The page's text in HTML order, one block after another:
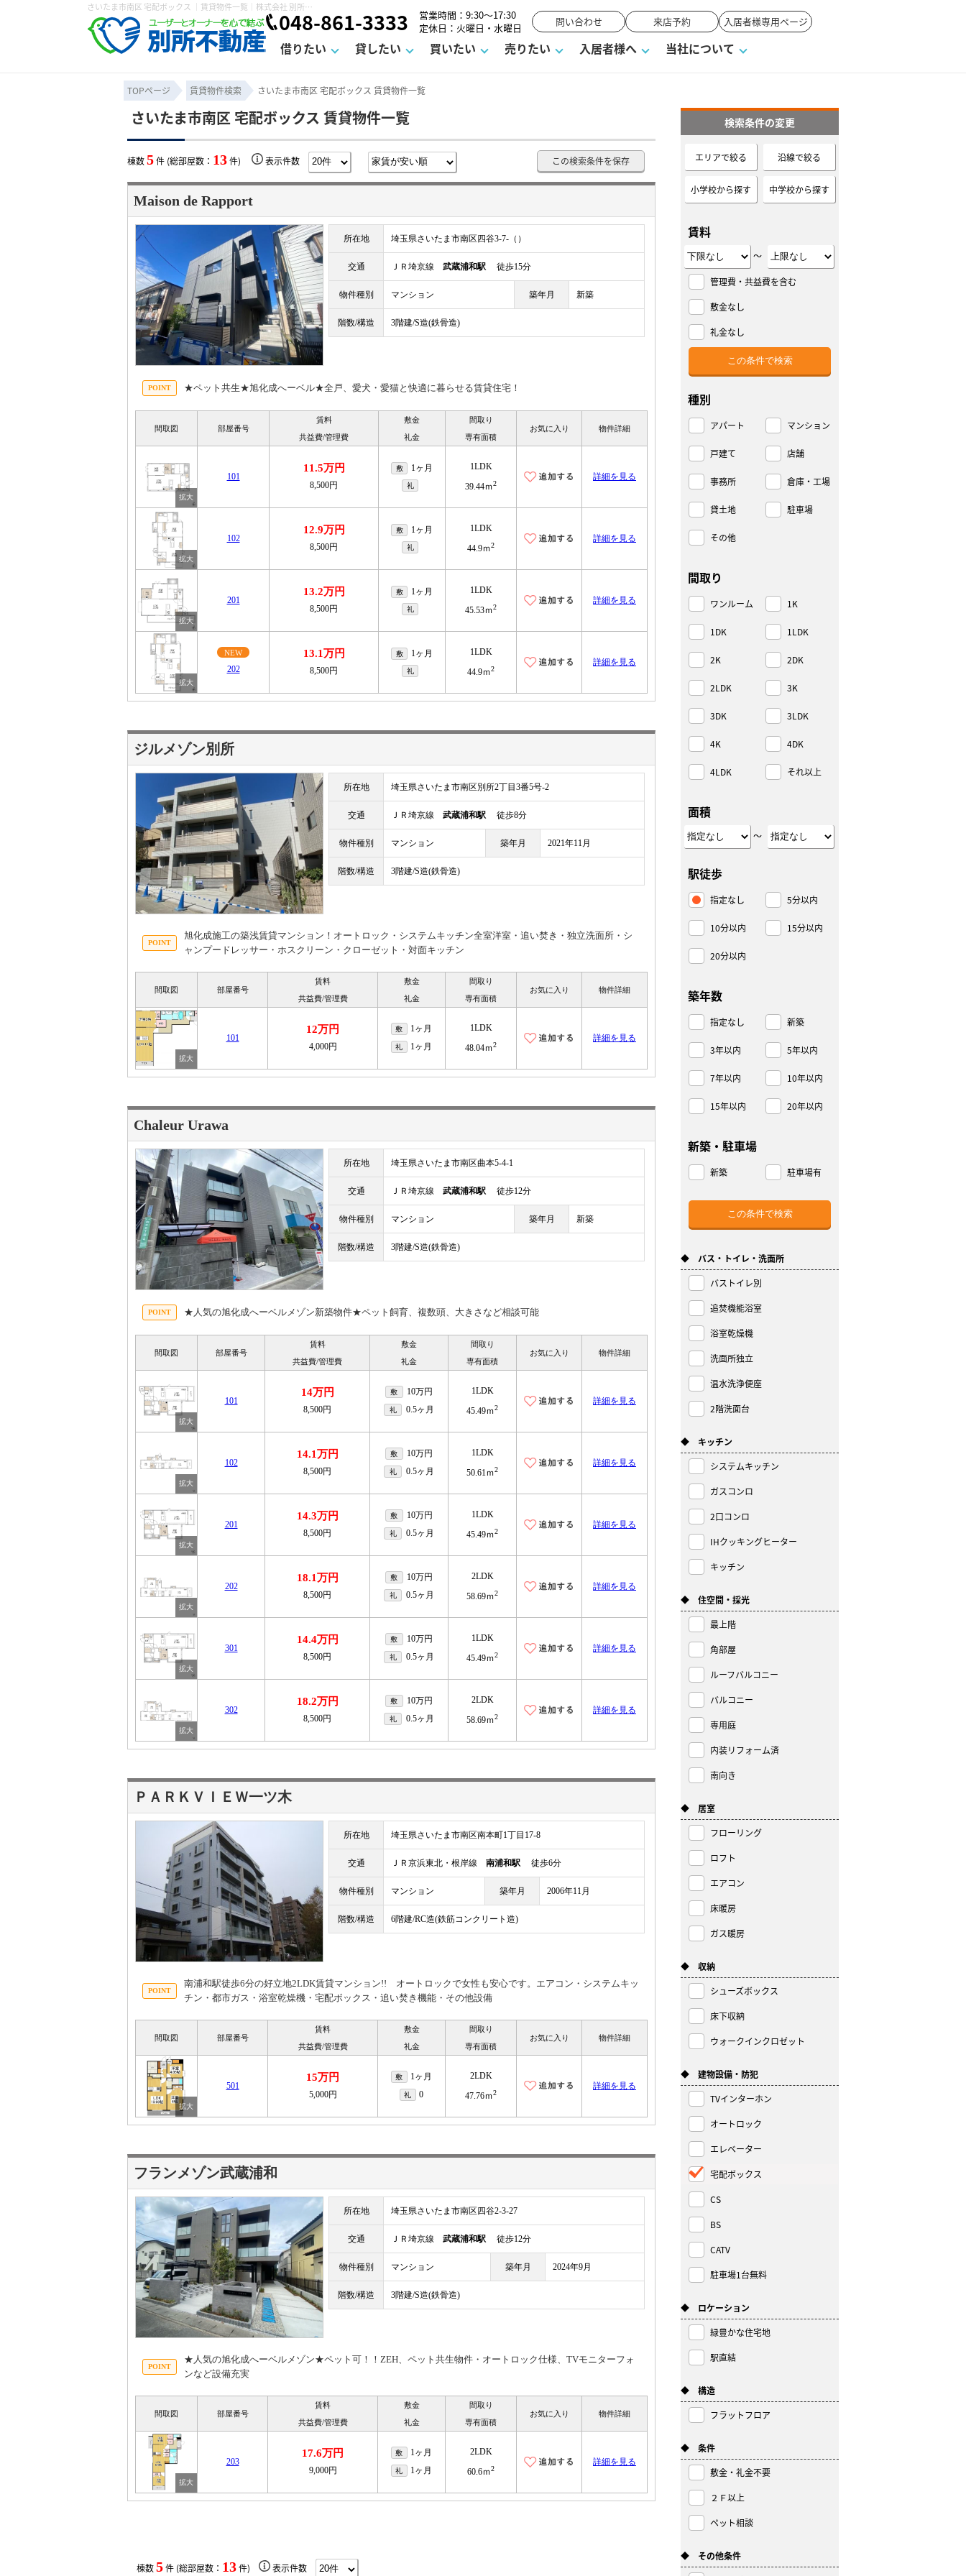
さいたま市南区 宅配ボックス ｜賃貸物件一覧｜株式会社 別所不動産
048-861-3333
営業時間：9:30～17:30
定休日：火曜日・水曜日
問い合わせ 来店予約 入居者様専用ページ
借りたい
条件から探す 学区から探す 町名から探す 駐車場を探す お気に入り一覧 物件閲覧履歴
保存した検索条件 賃貸契約までの流れ よくある質問 不動産用語・賃貸用語集
貸したい
賃貸管理について 賃貸経営塾 賃貸Q&A 空室対策 業界ニュース
オーナー座談会 賃貸法律相談室
買いたい
売買物件一覧 購入時の諸費用 購入までの流れ よくある質問 マンションVS戸建て 賃貸vs持ち家
売りたい
不動産売却について 住み替え 借地底地 相続 仲介手数料について
媒介契約の種類 諸費用 仲介と買取の違い 必要な書類 売却の流れ 高く売るポイント
よくある質問
入居者様へ
入居者様専用ページ 退去申請フォーム 駐車場解約フォーム
当社について
会社概要 スタッフ紹介 お知らせ お客様の声 街紹介 お問い合わせ 来店予約
個人情報の取り扱い カスタマーハラスメントに対する基本方針
TOPページ 賃貸物件検索 さいたま市南区 宅配ボックス 賃貸物件一覧
さいたま市南区 宅配ボックス 賃貸物件一覧
棟数5件 (総部屋数： 13件) 表示件数 この検索条件を保存
Maison de Rapport
所在地 埼玉県さいたま市南区四谷3-7-（）
交通 ＪＲ埼京線 武蔵浦和駅 徒歩15分
物件種別 マンション 築年月 新築
階数/構造 3階建/S造(鉄骨造)
★ペット共生★旭化成へーベル★全戸、愛犬・愛猫と快適に暮らせる賃貸住宅！
間取図 部屋番号
賃料
共益費/管理費
敷金
礼金
間取り
専有面積
お気に入り 物件詳細
101
11.5万円
8,500円
敷 1ヶ月
礼
1LDK
39.44ｍ2
詳細を見る
102
12.9万円
8,500円
敷 1ヶ月
礼
1LDK
44.9ｍ2
詳細を見る
201
13.2万円
8,500円
敷 1ヶ月
礼
1LDK
45.53ｍ2
詳細を見る
NEW
202
13.1万円
8,500円
敷 1ヶ月
礼
1LDK
44.9ｍ2
詳細を見る
ジルメゾン別所
所在地 埼玉県さいたま市南区別所2丁目3番5号-2
交通 ＪＲ埼京線 武蔵浦和駅 徒歩8分
物件種別 マンション 築年月 2021年11月
階数/構造 3階建/S造(鉄骨造)
旭化成施工の築浅賃貸マンション！オートロック・システムキッチン全室洋室・追い焚き・独立洗面所・シ
ャンプードレッサー・ホスクリーン・クローゼット・対面キッチン
間取図 部屋番号
賃料
共益費/管理費
敷金
礼金
間取り
専有面積
お気に入り 物件詳細
101
12万円
4,000円
敷 1ヶ月
礼 1ヶ月
1LDK
48.04ｍ2
詳細を見る
Chaleur Urawa
所在地 埼玉県さいたま市南区曲本5-4-1
交通 ＪＲ埼京線 武蔵浦和駅 徒歩12分
物件種別 マンション 築年月 新築
階数/構造 3階建/S造(鉄骨造)
★人気の旭化成へーベルメゾン新築物件★ペット飼育、複数頭、大きさなど相談可能
間取図 部屋番号
賃料
共益費/管理費
敷金
礼金
間取り
専有面積
お気に入り 物件詳細
101
14万円
8,500円
敷 10万円
礼 0.5ヶ月
1LDK
45.49ｍ2
詳細を見る
102
14.1万円
8,500円
敷 10万円
礼 0.5ヶ月
1LDK
50.61ｍ2
詳細を見る
201
14.3万円
8,500円
敷 10万円
礼 0.5ヶ月
1LDK
45.49ｍ2
詳細を見る
202
18.1万円
8,500円
敷 10万円
礼 0.5ヶ月
2LDK
58.69ｍ2
詳細を見る
301
14.4万円
8,500円
敷 10万円
礼 0.5ヶ月
1LDK
45.49ｍ2
詳細を見る
302
18.2万円
8,500円
敷 10万円
礼 0.5ヶ月
2LDK
58.69ｍ2
詳細を見る
ＰＡＲＫＶＩＥＷ一ツ木
所在地 埼玉県さいたま市南区南本町1丁目17-8
交通 ＪＲ京浜東北・根岸線 南浦和駅 徒歩6分
物件種別 マンション 築年月 2006年11月
階数/構造 6階建/RC造(鉄筋コンクリート造)
南浦和駅徒歩6分の好立地2LDK賃貸マンション!! オートロックで女性も安心です。エアコン・システムキッ
チン・都市ガス・浴室乾燥機・宅配ボックス・追い焚き機能・その他設備
間取図 部屋番号
賃料
共益費/管理費
敷金
礼金
間取り
専有面積
お気に入り 物件詳細
501
15万円
5,000円
敷 1ヶ月
礼 0
2LDK
47.76ｍ2
詳細を見る
フランメゾン武蔵浦和
所在地 埼玉県さいたま市南区四谷2-3-27
交通 ＪＲ埼京線 武蔵浦和駅 徒歩12分
物件種別 マンション 築年月 2024年9月
階数/構造 3階建/S造(鉄骨造)
★人気の旭化成へーベルメゾン★ペット可！！ZEH、ペット共生物件・オートロック仕様、TVモニターフォ
ンなど設備充実
間取図 部屋番号
賃料
共益費/管理費
敷金
礼金
間取り
専有面積
お気に入り 物件詳細
203
17.6万円
9,000円
敷 1ヶ月
礼 1ヶ月
2LDK
60.6ｍ2
詳細を見る
棟数5件 (総部屋数： 13件) 表示件数
検索条件の変更
エリアで絞る 沿線で絞る
小学校から探す 中学校から探す
賃料
～
管理費・共益費を含む
敷金なし
礼金なし
種別
アパート マンション
戸建て 店舗
事務所 倉庫・工場
貸土地 駐車場
その他
間取り
ワンルーム 1K
1DK 1LDK
2K 2DK
2LDK 3K
3DK 3LDK
4K 4DK
4LDK それ以上
面積
～
駅徒歩
指定なし 5分以内
10分以内 15分以内
20分以内
築年数
指定なし 新築
3年以内 5年以内
7年以内 10年以内
15年以内 20年以内
新築・駐車場
新築 駐車場有
◆ バス・トイレ・洗面所
バストイレ別
追焚機能浴室
浴室乾燥機
洗面所独立
温水洗浄便座
2階洗面台
◆ キッチン
システムキッチン
ガスコンロ
2口コンロ
IHクッキングヒーター
キッチン
◆ 住空間・採光
最上階
角部屋
ルーフバルコニー
バルコニー
専用庭
内装リフォーム済
南向き
◆ 居室
フローリング
ロフト
エアコン
床暖房
ガス暖房
◆ 収納
シューズボックス
床下収納
ウォークインクロゼット
◆ 建物設備・防犯
TVインターホン
オートロック
エレベーター
宅配ボックス
CS
BS
CATV
駐車場1台無料
◆ ロケーション
緑豊かな住宅地
駅直結
◆ 構造
フラットフロア
◆ 条件
敷金・礼金不要
２Ｆ以上
ペット相談
◆ その他条件